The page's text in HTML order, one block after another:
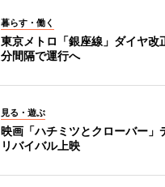
暮らす・働く
東京メトロ「銀座線」ダイヤ
分間隔で運行へ
見る・遊ぶ
映画「ハチミツとクローバー」
リバイバル上映